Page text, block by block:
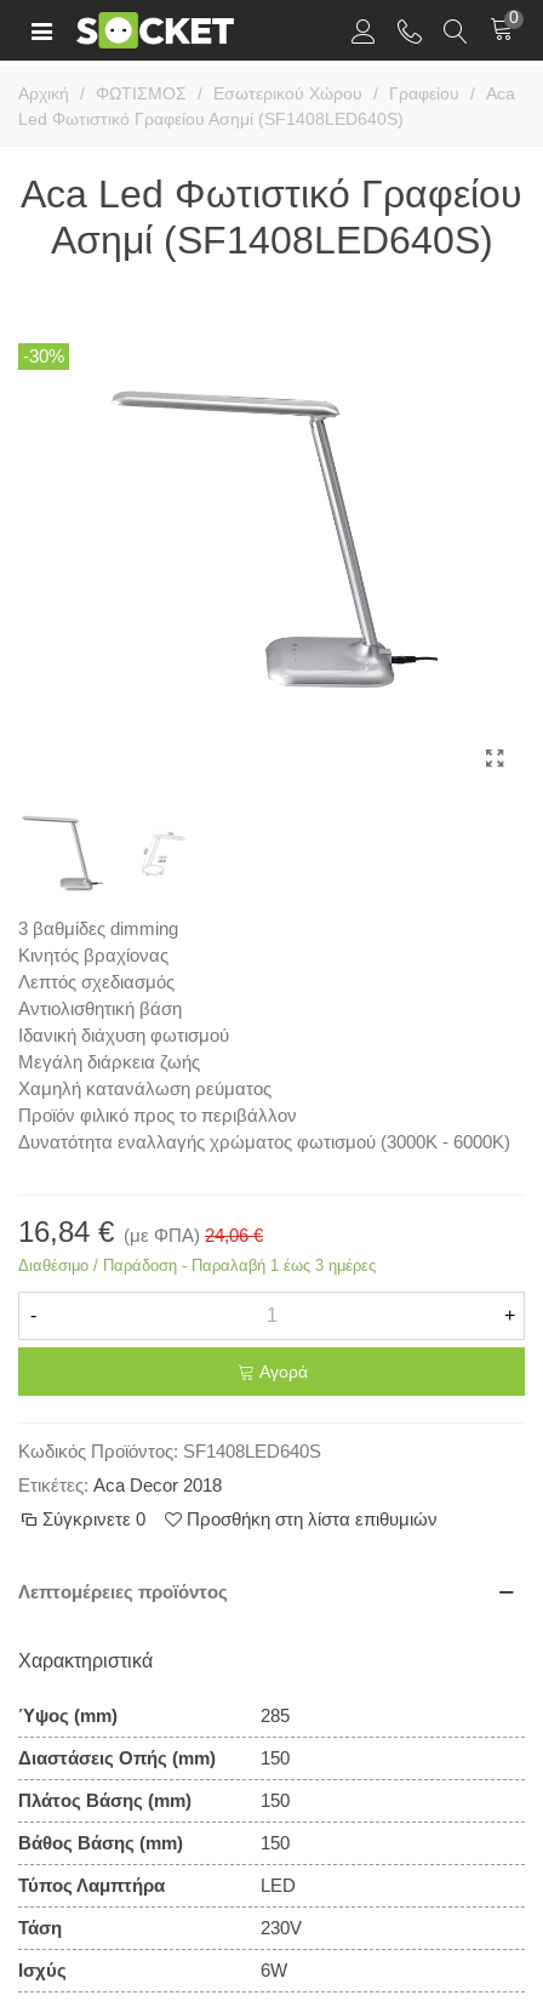
0
Αρχική / ΦΩΤΙΣΜΟΣ / Εσωτερικού Χώρου / Γραφείου / Aca
Led Φωτιστικό Γραφείου Ασημί (SF1408LED640S)
Aca Led Φωτιστικό Γραφείου
Ασημί (SF1408LED640S)
-30%
3 βαθμίδες dimming
Κινητός βραχίονας
Λεπτός σχεδιασμός
Αντιολισθητική βάση
Ιδανική διάχυση φωτισμού
Μεγάλη διάρκεια ζωής
Χαμηλή κατανάλωση ρεύματος
Προϊόν φιλικό προς το περιβάλλον
Δυνατότητα εναλλαγής χρώματος φωτισμού (3000Κ - 6000Κ)
16,84 € (με ΦΠΑ) 24,06 €
Διαθέσιμο / Παράδοση - Παραλαβή 1 έως 3 ημέρες
- +
Αγορά
Κωδικός Προϊόντος: SF1408LED640S
Ετικέτες: Aca Decor 2018
Σύγκρινετε 0 Προσθήκη στη λίστα επιθυμιών
Λεπτομέρειες προϊόντος
Χαρακτηριστικά
Ύψος (mm) 285
Διαστάσεις Οπής (mm) 150
Πλάτος Βάσης (mm) 150
Βάθος Βάσης (mm) 150
Τύπος Λαμπτήρα LED
Τάση 230V
Ισχύς 6W